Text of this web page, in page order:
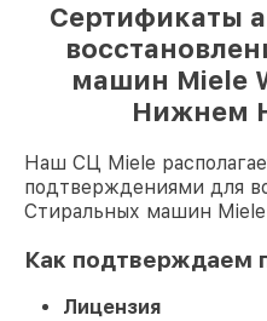
Сертификаты
машин Miele
Нижнем
Наш СЦ Miele
подтверждениями для
Стиральных машин Miele
Как подтверждаем
Лицензия